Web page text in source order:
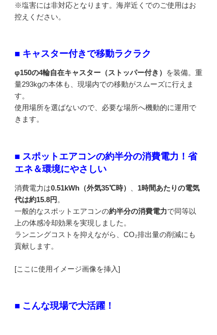
※塩害には非対応となります。海岸近くでのご使用はお
控えください。
■ キャスター付きで移動ラクラク
φ150の4輪自在キャスター（ストッパー付き）
を装備。重
量293kgの本体も、現場内での移動がスムーズに行えま
す。
使用場所を選ばないので、必要な場所へ機動的に運用で
きます。
■ スポットエアコンの約半分の消費電力！省
エネ＆環境にやさしい
消費電力は0.51kWh（外気35℃時）
1時間あたりの電気
代は約15.8円 。
一般的なスポットエアコンの約半分の消費電力で同等以
上の体感冷却効果を実現しました。
ランニングコストを抑えながら、CO₂排出量の削減にも
貢献します。
[ここに使用イメージ画像を挿入]
■ こんな現場で大活躍！